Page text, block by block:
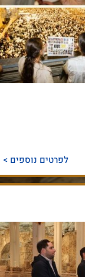
לפרטים נוספים >